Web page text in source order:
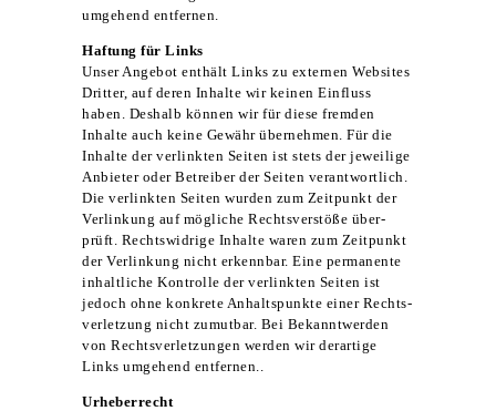
umge­hend entfernen.
Haf­tung für Links
Unser Ange­bot ent­hält Links zu exter­nen Web­sites
Drit­ter, auf deren Inhal­te wir kei­nen Ein­fluss
haben. Des­halb kön­nen wir für die­se frem­den
Inhal­te auch kei­ne Gewähr über­neh­men. Für die
Inhal­te der ver­link­ten Sei­ten ist stets der jewei­li­ge
Anbie­ter oder Betrei­ber der Sei­ten ver­ant­wort­lich.
Die ver­link­ten Sei­ten wur­den zum Zeit­punkt der
Ver­lin­kung auf mög­li­che Rechts­ver­stö­ße über­
prüft. Rechts­wid­ri­ge Inhal­te waren zum Zeit­punkt
der Ver­lin­kung nicht erkenn­bar. Eine per­ma­nen­te
inhalt­li­che Kon­trol­le der ver­link­ten Sei­ten ist
jedoch ohne kon­kre­te Anhalts­punk­te einer Rechts­
ver­let­zung nicht zumut­bar. Bei Bekannt­wer­den
von Rechts­ver­let­zun­gen wer­den wir der­ar­ti­ge
Links umge­hend entfernen..
Urhe­ber­recht